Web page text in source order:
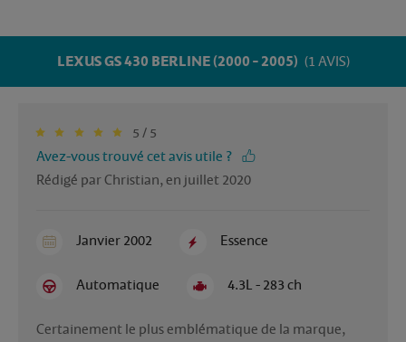
LEXUS GS 430 BERLINE (2000 - 2005) (1 AVIS)
5 / 5
Avez-vous trouvé cet avis utile ?
Rédigé par Christian, en juillet 2020
Janvier 2002 Essence
Automatique 4.3L - 283 ch
Certainement le plus emblématique de la marque,